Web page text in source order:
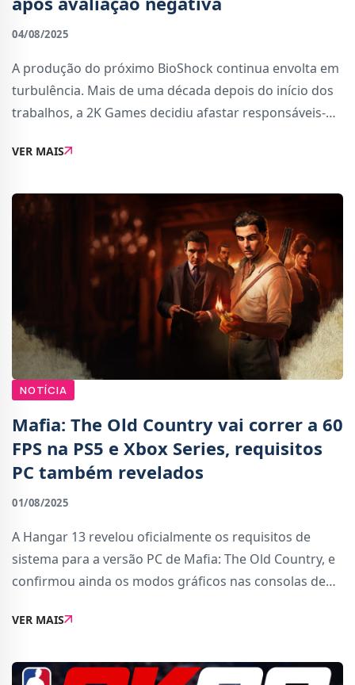
04/08/2025
A produção do próximo BioShock continua envolta em
turbulência. Mais de uma década depois do início dos
trabalhos, a 2K Games decidiu afastar responsáveis-
incluindo a sua narrativa.Segundo a
VER MAIS
NOTÍCIA
Mafia: The Old Country vai correr a 60
FPS na PS5 e Xbox Series, requisitos
PC também revelados
01/08/2025
A Hangar 13 revelou oficialmente os requisitos de
sistema para a versão PC de Mafia: The Old Country, e
confirmou ainda os modos gráficos nas consolas de
para quem quiser usufruir das definiç
VER MAIS